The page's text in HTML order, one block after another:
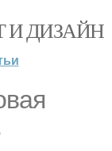
И ДИЗАЙН